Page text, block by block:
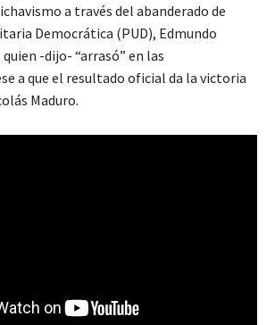
a través del abanderado de
Democrática (PUD), Edmundo
-dijo- “arrasó” en las
a que el resultado oficial da la victoria
Maduro.